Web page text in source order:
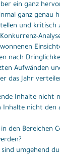
ein ganz
ganz genau
und kritisch
nach
Aufwänden
das Jahr
Inhalte nicht
Inhalte nicht den
in den Bereichen
sind umgehend